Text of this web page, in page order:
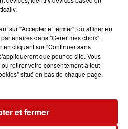
h y est recommandée. Les
le débat.
En 2022, une vive
après la diffusion d’une
étranger roulant à 414
relance les discussions sur la
des
de telles vidéos.
sur "Accepter et fermer", ou affiner en
dans "Gérer mes choix".
en cliquant sur "Continuer sans
que pour ce site. Vous
retirer votre consentement à tout
situé en bas de chaque page.
et fermer